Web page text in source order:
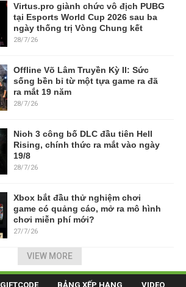
Virtus.pro giành chức vô địch PUBG
tại Esports World Cup 2026 sau ba
ngày thống trị Vòng Chung kết
28/7/26
Offline Võ Lâm Truyền Kỳ II: Sức
sống bền bỉ từ một tựa game ra đã
ra mắt 19 năm
28/7/26
Nioh 3 công bố DLC đầu tiên Hell
Rising, chính thức ra mắt vào ngày
19/8
28/7/26
Xbox bắt đầu thử nghiệm chơi
game có quảng cáo, mở ra mô hình
chơi miễn phí mới?
27/7/26
VIEW MORE
GIFTCODE BẢNG XẾP HẠNG VIDEO